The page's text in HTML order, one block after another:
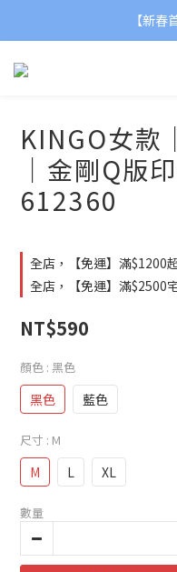
【新
KINGO女款
｜金剛Q版
612360
全店，【免運】滿$1200
全店，【免運】滿$2500
NT$590
顏色 : 黑色
黑色 藍色
尺寸 : M
M L XL
數量